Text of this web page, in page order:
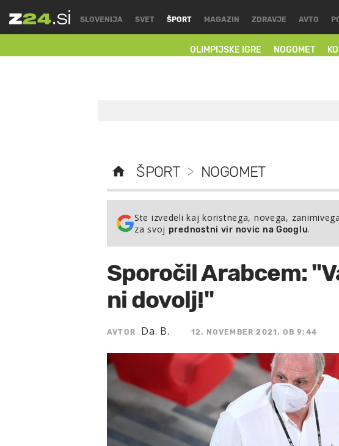
SLOVENIJA SVET ŠPORT
OLIMPIJSKE IGRE NOGOMET
MAGAZIN ZDRAVJE AVTO
ŠPORT > NOGOMET
Ste izvedeli kaj koristnega, novega,
za svoj prednostni vir novic na Googlu.
Sporočil Arabcem:
ni dovolj!"
AVTOR Da. B. 12. NOVEMBER 2021, OB 9:44